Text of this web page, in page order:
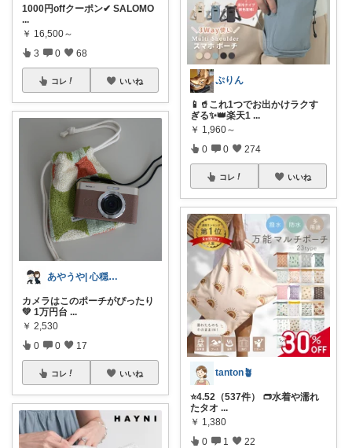
1000円offクーポン✔︎ SALOMO
...
￥ 16,500～
3 0 68
コレ いいね
あやうや| 心穏やかなふたり暮らし
カメラはこのポーチがぴったり
💚 1万円台 ...
￥ 2,530
0 0 17
コレ いいね
ぷりん
📱🥤これ1つでお出かけラクす
ぎる✨👑楽天1 ...
￥ 1,960～
0 0 274
コレ いいね
tanton🪴
⭐4.52（537件） 👝水着や濡れ
たタオ ...
￥ 1,380
0 1 22